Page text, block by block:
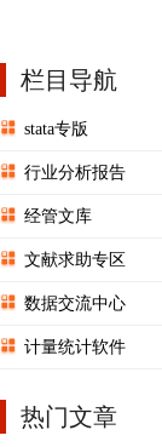
栏目导航
stata专版
行业分析报告
经管文库
文献求助专区
数据交流中心
计量统计软件
热门文章